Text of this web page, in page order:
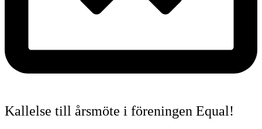
Kallelse till årsmöte i föreningen Equal!